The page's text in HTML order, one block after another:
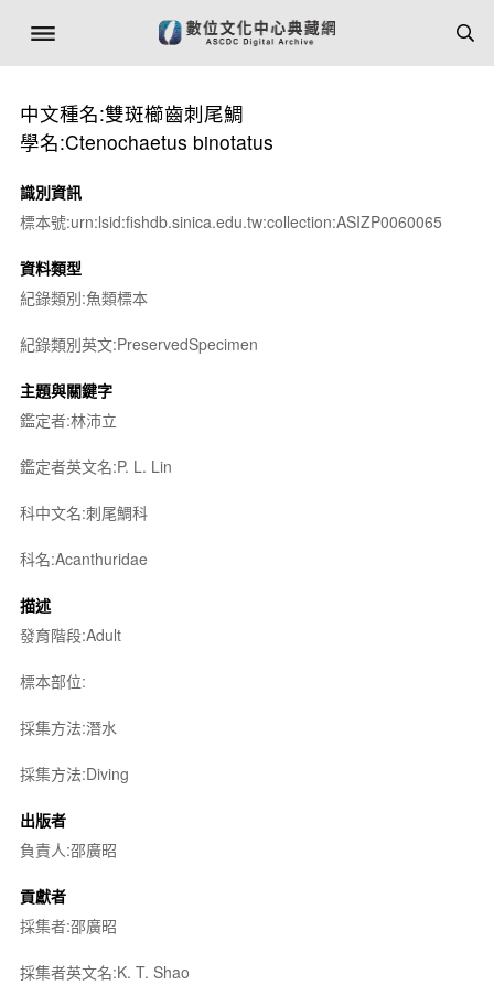
中文種名:雙斑櫛齒刺尾鯛
學名:Ctenochaetus binotatus
識別資訊
標本號:urn:lsid:fishdb.sinica.edu.tw:collection:ASIZP0060065
資料類型
紀錄類別:魚類標本
紀錄類別英文:PreservedSpecimen
主題與關鍵字
鑑定者:林沛立
鑑定者英文名:P. L. Lin
科中文名:刺尾鯛科
科名:Acanthuridae
描述
發育階段:Adult
標本部位:
採集方法:潛水
採集方法:Diving
出版者
負責人:邵廣昭
貢獻者
採集者:邵廣昭
採集者英文名:K. T. Shao